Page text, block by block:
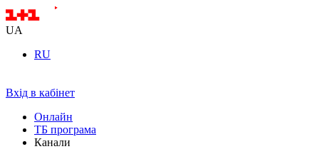
UA
RU
Вхід в кабінет
Онлайн
ТБ програма
Канали